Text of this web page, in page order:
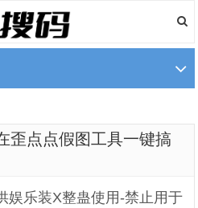
歪点点假图工具一键搞
娱乐装X整蛊使用-禁止用于